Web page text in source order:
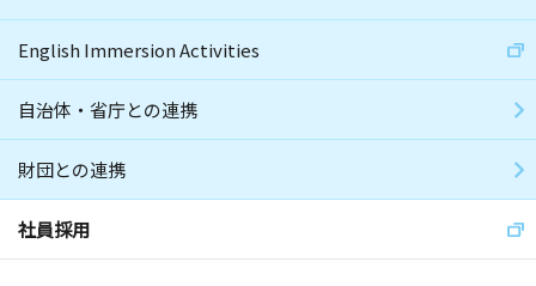
English Immersion Activities
自治体・省庁との連携
財団との連携
社員採用